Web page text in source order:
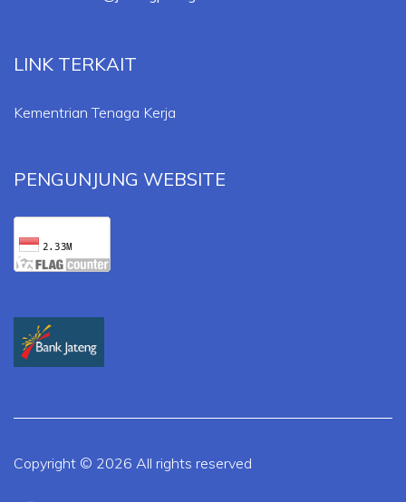
LINK TERKAIT
Kementrian Tenaga Kerja
PENGUNJUNG WEBSITE
Copyright © 2026 All rights reserved